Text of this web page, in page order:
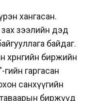
хангасан.
зах зээлийн дэд
байдаг.
биржийн
гаргасан
санхүүгийн
таваарын биржүүд